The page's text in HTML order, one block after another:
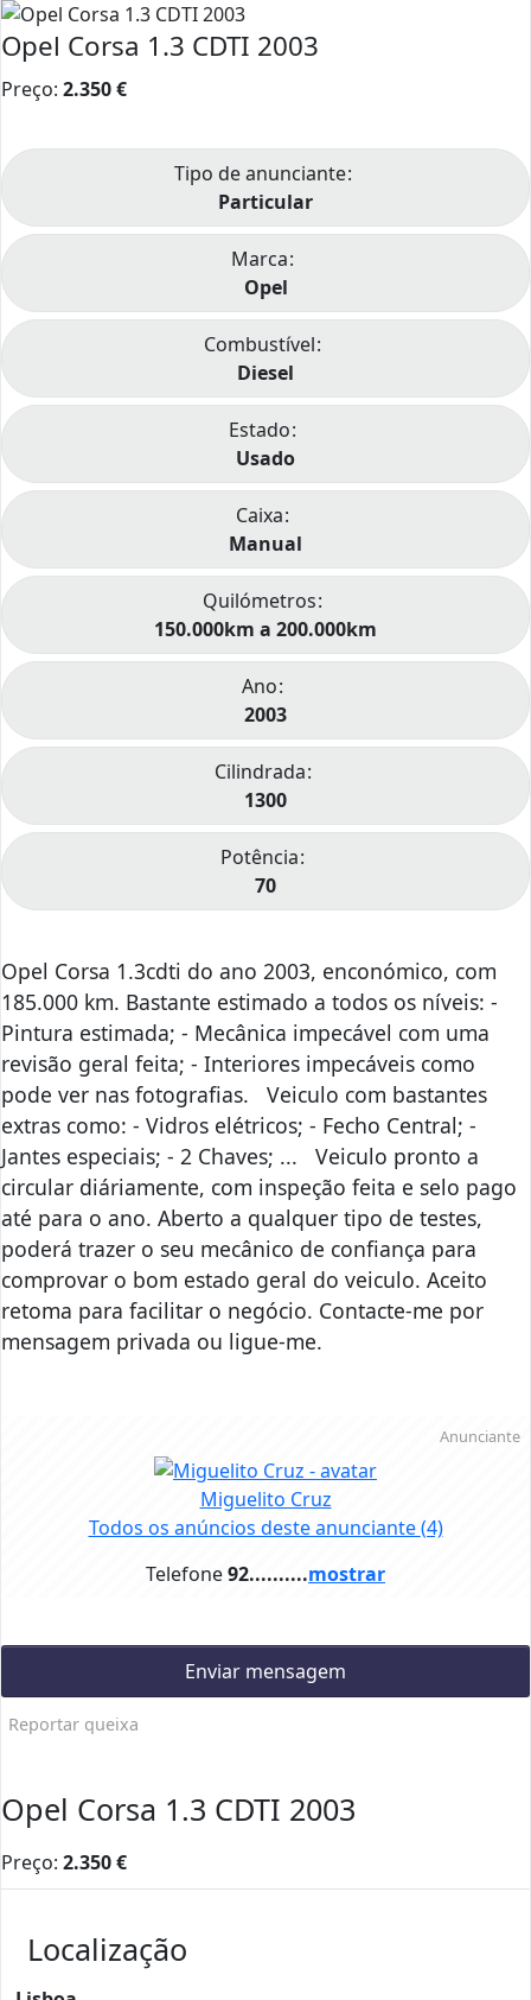
Opel Corsa 1.3 CDTI 2003
Preço: 2.350€
Tipo de anunciante
Particular
Marca
Opel
Combustível
Diesel
Estado
Usado
Caixa
Manual
Quilómetros
150.000km a 200.000km
Ano
2003
Cilindrada
1300
Potência
70
Opel Corsa 1.3cdti do ano 2003, enconómico, com
185.000 km. Bastante estimado a todos os níveis: -
Pintura estimada; - Mecânica impecável com uma
revisão geral feita; - Interiores impecáveis como
pode ver nas fotografias. Veiculo com bastantes
extras como: - Vidros elétricos; - Fecho Central; -
Jantes especiais; - 2 Chaves; ... Veiculo pronto a
circular diáriamente, com inspeção feita e selo pago
até para o ano. Aberto a qualquer tipo de testes,
poderá trazer o seu mecânico de confiança para
comprovar o bom estado geral do veiculo. Aceito
retoma para facilitar o negócio. Contacte-me por
mensagem privada ou ligue-me.
Telefone92..........mostrar
Anunciante
Miguelito Cruz
Todos os anúncios deste anunciante(4)
Enviar mensagem
Reportar queixa
Opel Corsa 1.3 CDTI 2003
Preço: 2.350€
Localização